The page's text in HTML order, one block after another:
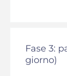
Fase 3:
giorno)